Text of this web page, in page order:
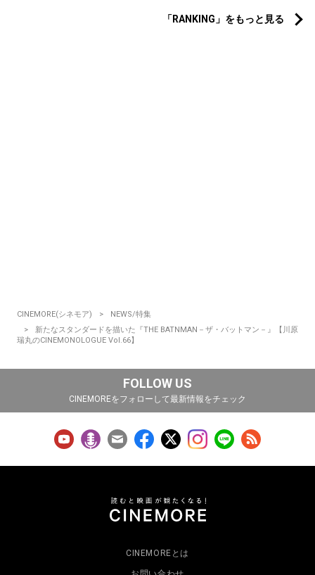
「RANKING」をもっと見る
CINEMORE(シネモア)
NEWS/特集
新たなスタンダードを描いた『THE BATNMAN－ザ・バットマン－』【川原
瑞丸のCINEMONOLOGUE Vol.66】
FOLLOW US
CINEMOREをフォローして最新情報をチェック
CINEMOREとは